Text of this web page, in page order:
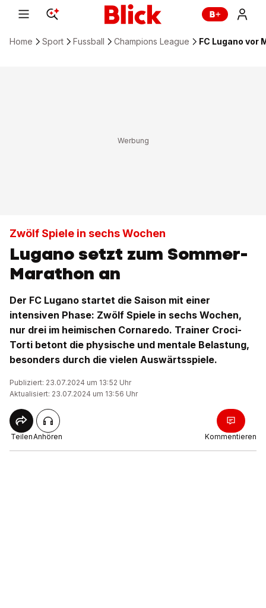
Home Sport Fussball Champions League FC Lugano vor
Zwölf Spiele in sechs Wochen
Lugano setzt zum Sommer-
Marathon an
Der FC Lugano startet die Saison mit einer
intensiven Phase: Zwölf Spiele in sechs Wochen,
nur drei im heimischen Cornaredo. Trainer Croci-
Torti betont die physische und mentale Belastung,
besonders durch die vielen Auswärtsspiele.
Publiziert: 23.07.2024 um 13:52 Uhr
Aktualisiert: 23.07.2024 um 13:56 Uhr
TeilenAnhören Kommentieren